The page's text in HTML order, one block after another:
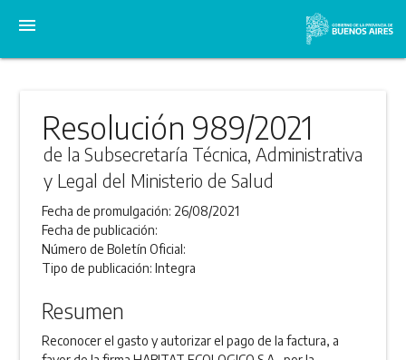
menu
Resolución 989/2021
de la Subsecretaría Técnica, Administrativa
y Legal del Ministerio de Salud
Fecha de promulgación: 26/08/2021
Fecha de publicación:
Número de Boletín Oficial:
Tipo de publicación:Integra
Resumen
Reconocer el gasto y autorizar el pago de la factura, a